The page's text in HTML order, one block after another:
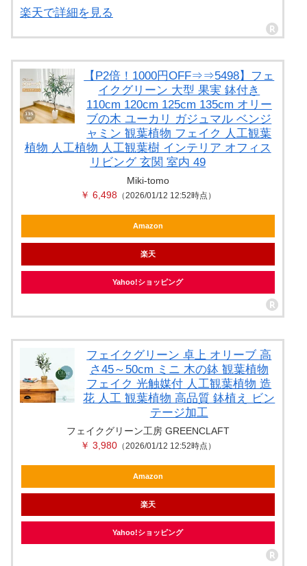
楽天で詳細を見る
【P2倍！1000円OFF⇒⇒5498】フェ
イクグリーン 大型 果実 鉢付き
110cm 120cm 125cm 135cm オリー
ブの木 ユーカリ ガジュマル ベンジ
ャミン 観葉植物 フェイク 人工観葉
植物 人工植物 人工観葉樹 インテリア オフィス
リビング 玄関 室内 49
Miki-tomo
￥ 6,498 （2026/01/12 12:52時点）
Amazon
楽天
Yahoo!ショッピング
フェイクグリーン 卓上 オリーブ 高
さ45～50cm ミニ 木の鉢 観葉植物
フェイク 光触媒付 人工観葉植物 造
花 人工 観葉植物 高品質 鉢植え ビン
テージ加工
フェイクグリーン工房 GREENCLAFT
￥ 3,980（2026/01/12 12:52時点）
Amazon
楽天
Yahoo!ショッピング